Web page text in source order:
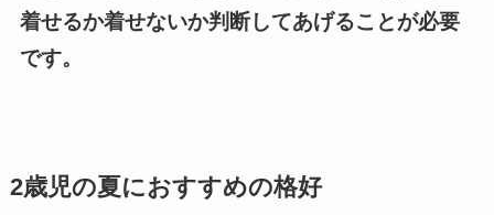
着せるか着せないか判断してあげることが必要
です。
2歳児の夏におすすめの格好